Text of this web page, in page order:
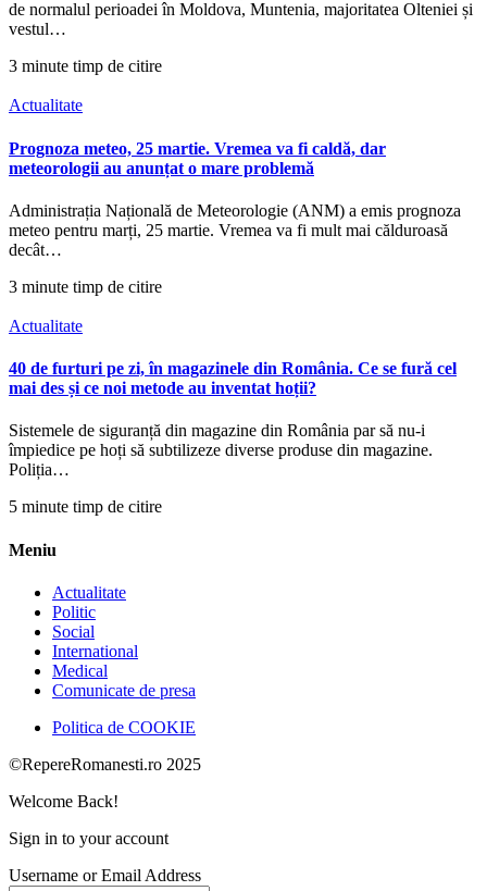
de normalul perioadei în Moldova, Muntenia, majoritatea Olteniei și
vestul…
3 minute timp de citire
Actualitate
Prognoza meteo, 25 martie. Vremea va fi caldă, dar
meteorologii au anunțat o mare problemă
Administrația Națională de Meteorologie (ANM) a emis prognoza
meteo pentru marți, 25 martie. Vremea va fi mult mai călduroasă
decât…
3 minute timp de citire
Actualitate
40 de furturi pe zi, în magazinele din România. Ce se fură cel
mai des și ce noi metode au inventat hoții?
Sistemele de siguranță din magazine din România par să nu-i
împiedice pe hoți să subtilizeze diverse produse din magazine.
Poliția…
5 minute timp de citire
Meniu
Actualitate
Politic
Social
International
Medical
Comunicate de presa
Politica de COOKIE
©RepereRomanesti.ro 2025
Welcome Back!
Sign in to your account
Username or Email Address